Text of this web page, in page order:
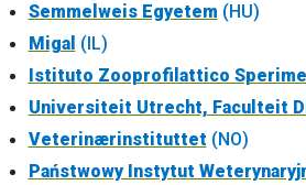
Semmelweis Egyetem (HU)
Migal (IL)
Istituto Zooprofilattico
Universiteit Utrecht, Faculteit
Veterinærinstituttet (NO)
Państwowy Instytut